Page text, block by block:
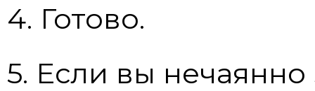
4. Готово.
5. Если вы